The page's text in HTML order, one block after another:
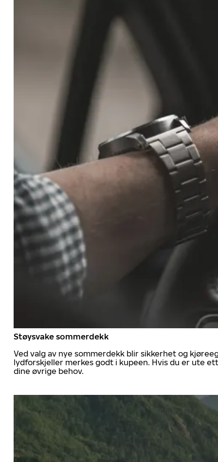
Støysvake sommerdekk
Ved valg av nye sommerdekk blir sikkerhet og
lydforskjeller merkes godt i kupeen. Hvis du er ute
dine øvrige behov.